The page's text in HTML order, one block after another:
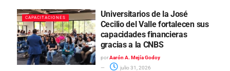
CAPACITACIONES
Universitarios de la José
Cecilio del Valle fortalecen sus
capacidades financieras
gracias a la CNBS
por Aarón A. Mejía Godoy
julio 31, 2026